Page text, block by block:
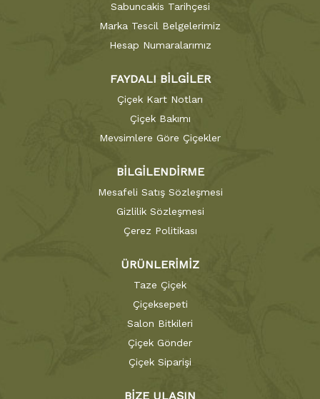
Sabuncakis Tarihçesi
Marka Tescil Belgelerimiz
Hesap Numaralarımız
FAYDALI BİLGİLER
Çiçek Kart Notları
Çiçek Bakımı
Mevsimlere Göre Çiçekler
BİLGİLENDİRME
Mesafeli Satış Sözleşmesi
Gizlilik Sözleşmesi
Çerez Politikası
ÜRÜNLERİMİZ
Taze Çiçek
Çiçeksepeti
Salon Bitkileri
Çiçek Gönder
Çiçek Siparişi
BİZE ULAŞIN